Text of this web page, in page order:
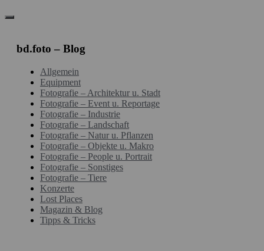
bd.foto – Blog
Allgemein
Equipment
Fotografie – Architektur u. Stadt
Fotografie – Event u. Reportage
Fotografie – Industrie
Fotografie – Landschaft
Fotografie – Natur u. Pflanzen
Fotografie – Objekte u. Makro
Fotografie – People u. Portrait
Fotografie – Sonstiges
Fotografie – Tiere
Konzerte
Lost Places
Magazin & Blog
Tipps & Tricks